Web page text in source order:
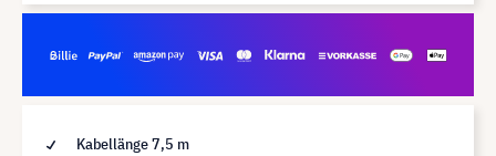
Kabellänge 7,5 m